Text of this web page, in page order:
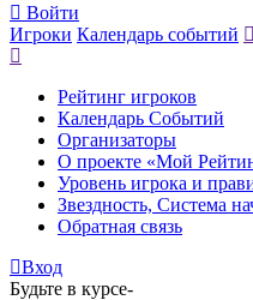
Войти
Игроки Календарь событий
Рейтинг игроков
Календарь Событий
Организаторы
О проекте «Мой
Уровень игрока и
Звездность, Система
Обратная связь
Вход
Будьте в курсе-